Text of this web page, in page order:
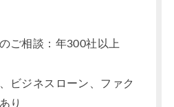
ご相談：年300社以上
ビジネスローン、ファク
り